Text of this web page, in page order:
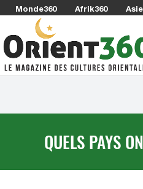
Monde360 Afrik360
QUELS PAYS